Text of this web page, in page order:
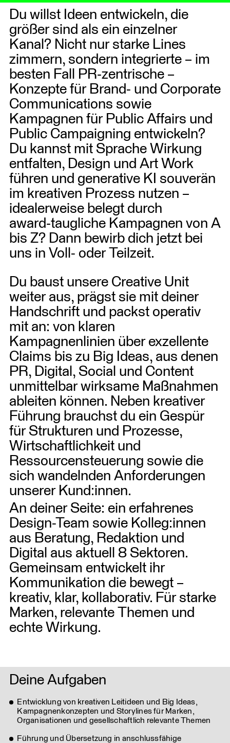
Du willst Ideen entwickeln, die
größer sind als ein einzelner
Kanal? Nicht nur starke Lines
zimmern, sondern integrierte – im
besten Fall PR‑zentrische –
Konzepte für Brand- und Corporate
Communications sowie
Kampagnen für Public Affairs und
Public Campaigning entwickeln?
Du kannst mit Sprache Wirkung
entfalten, Design und Art Work
führen und generative KI souverän
im kreativen Prozess nutzen –
idealerweise belegt durch
award‑taugliche Kampagnen von A
bis Z? Dann bewirb dich jetzt bei
uns in Voll- oder Teilzeit.
Du baust unsere Creative Unit
weiter aus, prägst sie mit deiner
Handschrift und packst operativ
mit an: von klaren
Kampagnenlinien über exzellente
Claims bis zu Big Ideas, aus denen
PR, Digital, Social und Content
unmittelbar wirksame Maßnahmen
ableiten können. Neben kreativer
Führung brauchst du ein Gespür
für Strukturen und Prozesse,
Wirtschaftlichkeit und
Ressourcensteuerung sowie die
sich wandelnden Anforderungen
unserer Kund:innen.
An deiner Seite: ein erfahrenes
Design-Team sowie Kolleg:innen
aus Beratung, Redaktion und
Digital aus aktuell 8 Sektoren.
Gemeinsam entwickelt ihr
Kommunikation die bewegt –
kreativ, klar, kollaborativ. Für starke
Marken, relevante Themen und
echte Wirkung.
Deine Aufgaben
Entwicklung von kreativen Leitideen und Big Ideas,
Kampagnenkonzepten und Storylines für Marken,
Organisationen und gesellschaftlich relevante Themen
Führung und Übersetzung in anschlussfähige